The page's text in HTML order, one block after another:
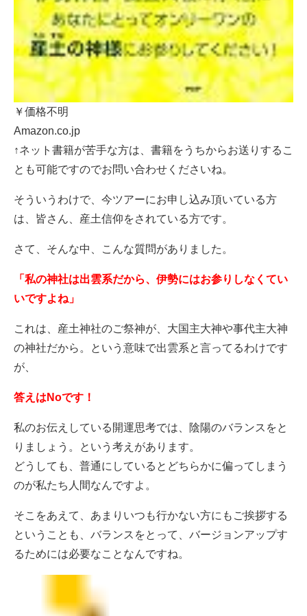
￥価格不明
Amazon.co.jp
↑ネット書籍が苦手な方は、書籍をうちからお送りするこ
とも可能ですのでお問い合わせくださいね。
そういうわけで、今ツアーにお申し込み頂いている方
は、皆さん、産土信仰をされている方です。
さて、そんな中、こんな質問がありました。
「私の神社は出雲系だから、伊勢にはお参りしなくてい
いですよね」
これは、産土神社のご祭神が、大国主大神や事代主大神
の神社だから。という意味で出雲系と言ってるわけです
が、
答えはNoです！
私のお伝えしている開運思考では、陰陽のバランスをと
りましょう。という考えがあります。
どうしても、普通にしているとどちらかに偏ってしまう
のが私たち人間なんですよ。
そこをあえて、あまりいつも行かない方にもご挨拶する
ということも、バランスをとって、バージョンアップす
るためには必要なことなんですね。